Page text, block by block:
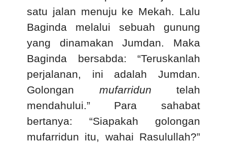
satu jalan menuju ke Mekah. Lalu
Baginda melalui sebuah gunung
yang dinamakan Jumdan. Maka
Baginda bersabda: “Teruskanlah
perjalanan, ini adalah Jumdan.
Golongan mufarridun telah
mendahului.”
Para sahabat
bertanya: “Siapakah golongan
mufarridun itu, wahai Rasulullah?”